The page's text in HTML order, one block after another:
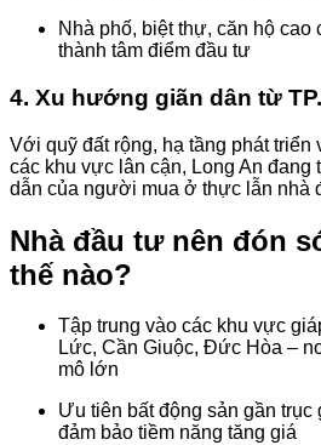
Nhà phố, biệt thự, căn hộ cao
thành tâm điểm đầu tư
4. Xu hướng giãn dân từ
Với quỹ đất rộng, hạ tầng phát triển
các khu vực lân cận, Long An đang
dẫn của người mua ở thực lẫn nhà
Nhà đầu tư nên đón
thế nào?
Tập trung vào các khu vực
Lức, Cần Giuộc, Đức Hòa –
mô lớn
Ưu tiên bất động sản gần trục
đảm bảo tiềm năng tăng giá